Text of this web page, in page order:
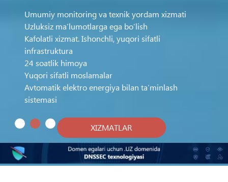
Umumiy monitoring va texnik yordam xizmati
Uzluksiz ma’lumotlarga ega bo’lish
Kafolatli xizmat. Ishonchli, yuqori sifatli
infrastruktura
24 soatlik himoya
Yuqori sifatli moslamalar
Avtomatik elektro energiya bilan ta’minlash
sistemasi
XIZMATLAR